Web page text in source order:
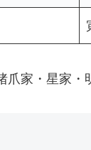
家・星家・